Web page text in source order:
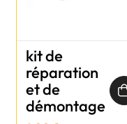
kit de
réparation
et de
démontage